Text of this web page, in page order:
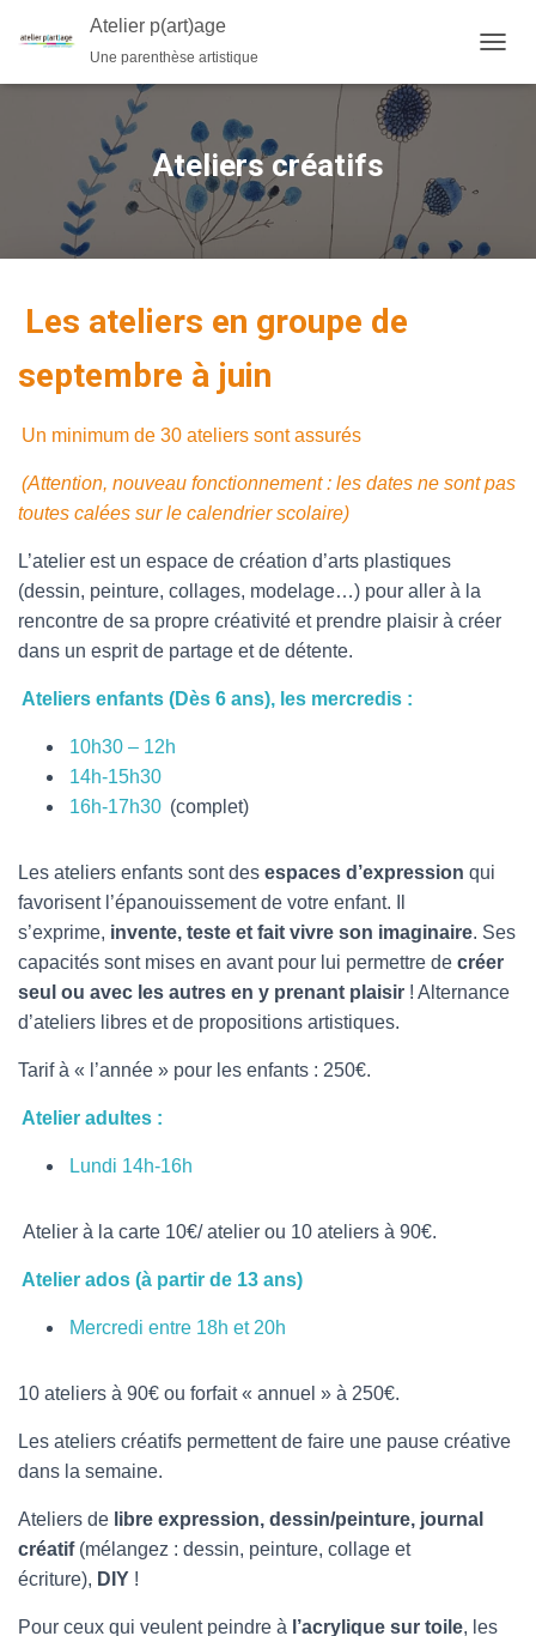
Atelier p(art)age
Une parenthèse artistique
U
G
Ateliers créatifs
Les ateliers en groupe de
septembre à juin
Un minimum de 30 ateliers sont assurés
(Attention, nouveau fonctionnement : les dates ne sont pas
toutes calées sur le calendrier scolaire)
L’atelier est un espace de création d’arts plastiques
(dessin, peinture, collages, modelage…) pour aller à la
rencontre de sa propre créativité et prendre plaisir à créer
dans un esprit de partage et de détente.
Ateliers enfants (Dès 6 ans), les mercredis :
10h30 – 12h
14h-15h30
16h-17h30 (complet)
Les ateliers enfants sont des espaces d’expression qui
favorisent l’épanouissement de votre enfant. Il
s’exprime, invente, teste et fait vivre son imaginaire. Ses
capacités sont mises en avant pour lui permettre de créer
seul ou avec les autres en y prenant plaisir ! Alternance
d’ateliers libres et de propositions artistiques.
Tarif à « l’année » pour les enfants : 250€.
Atelier adultes :
Lundi 14h-16h
Atelier à la carte 10€/ atelier ou 10 ateliers à 90€.
Atelier ados (à partir de 13 ans)
Mercredi entre 18h et 20h
10 ateliers à 90€ ou forfait « annuel » à 250€.
Les ateliers créatifs permettent de faire une pause créative
dans la semaine.
Ateliers de libre expression, dessin/peinture, journal
créatif(mélangez : dessin, peinture, collage et
écriture), DIY !
Pour ceux qui veulent peindre à l’acrylique sur toile, les